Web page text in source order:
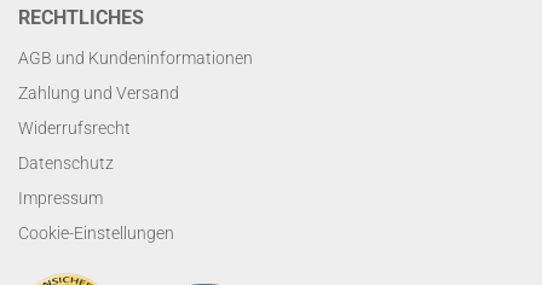
RECHTLICHES
AGB und Kundeninformationen
Zahlung und Versand
Widerrufsrecht
Datenschutz
Impressum
Cookie-Einstellungen